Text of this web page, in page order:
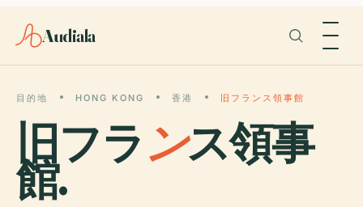
Audiala
目的地 HONG KONG 香港 旧フランス領事館
旧フランス領事
館.